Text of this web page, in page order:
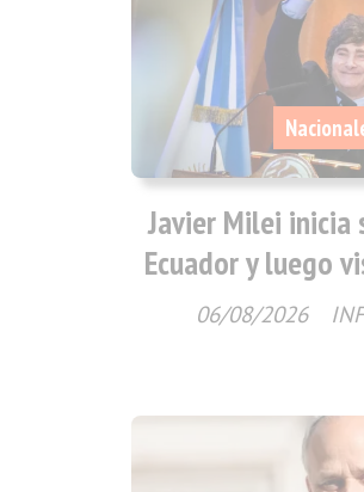
Javier Milei inicia
Ecuador y luego
06/08/2026